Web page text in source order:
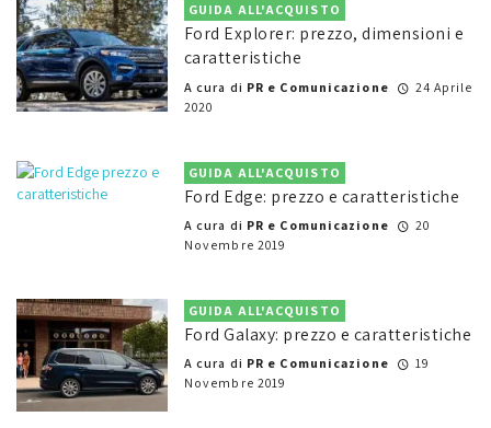
GUIDA ALL'ACQUISTO
Ford Explorer: prezzo, dimensioni e
caratteristiche
A cura di PR e Comunicazione
24 Aprile
2020
GUIDA ALL'ACQUISTO
Ford Edge: prezzo e caratteristiche
A cura di PR e Comunicazione
20
Novembre 2019
GUIDA ALL'ACQUISTO
Ford Galaxy: prezzo e caratteristiche
A cura di PR e Comunicazione
19
Novembre 2019